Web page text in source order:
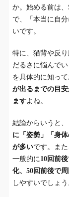
か。始める前は
で、「本当に自
いです。
特に、猫背や反
だるさに悩んで
を具体的に知っ
が出るまでの目
ますよね。
結論からいうと、
に「姿勢」「身
が多いです。ま
一般的に10回前
化、50回前後で
しやすいでしょう